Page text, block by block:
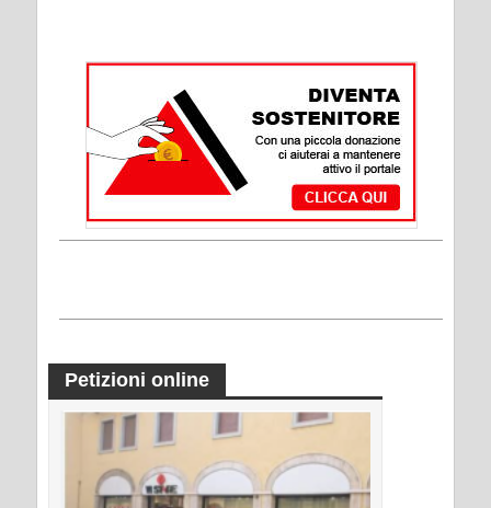
Petizioni online